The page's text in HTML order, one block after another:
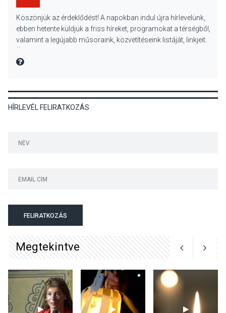
Mi a pszichológia, és miért
van rá szükségünk? –
Beszélgetés a Kacsakő
KULTÚRA 2026 AUG 06
Különleges csillagles lesz
hagyomány – kiállítás
Surány Fesztivált
Mordái folk-rock koncert
lesz a pilismaróti Duna-
parton
Köszönjük az érdeklődést! A napokban indul újra hírlevelünk,
ebben hetente küldjük a friss híreket, programokat a térségből,
valamint a legújabb műsoraink, közvetítéseink listáját, linkjeit.
MIRE MONDTA
HÍRLEVÉL FELIRATKOZÁS
FELIRATKOZÁS
Megtekintve